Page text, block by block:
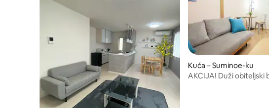
Kuća – Suminoe-ku
AKCIJA! Duži obiteljski